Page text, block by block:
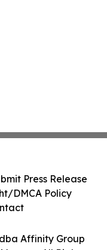
Affinity Group
Press Release
DMCA Policy